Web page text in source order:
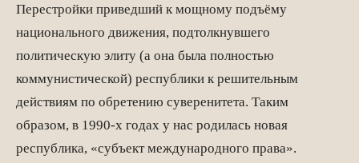
Перестройки приведший к мощному подъёму
национального движения, подтолкнувшего
политическую элиту (а она была полностью
коммунистической) республики к решительным
действиям по обретению суверенитета. Таким
образом, в 1990-х годах у нас родилась новая
республика, «субъект международного права».